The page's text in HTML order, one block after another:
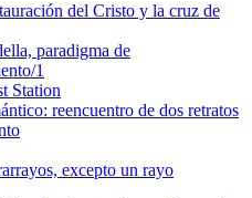
del Cristo y la cruz de
paradigma de
1
Station
reencuentro de dos retratos
excepto un rayo